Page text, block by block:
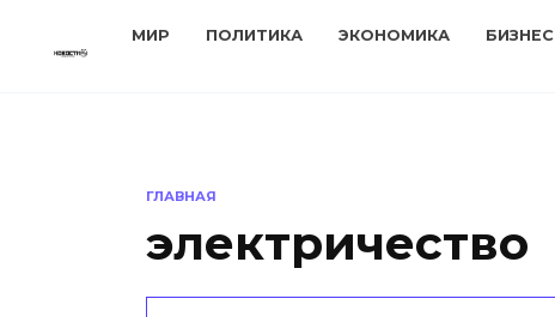
МИР ПОЛИТИКА ЭКОНОМИКА БИЗНЕС
ГЛАВНАЯ
электричество